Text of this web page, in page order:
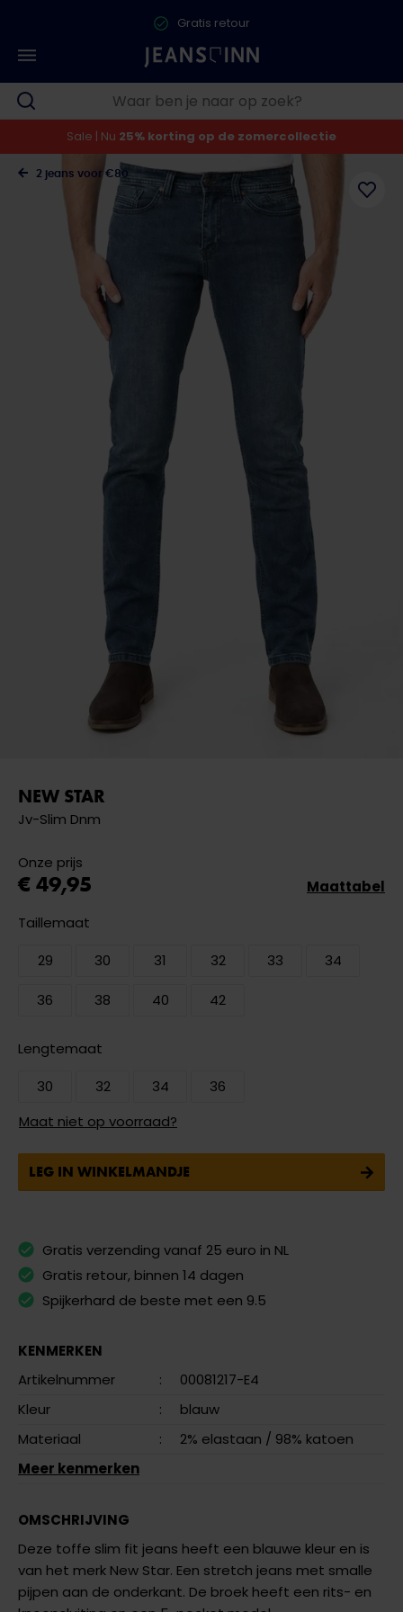
Gratis retour
Sale | Nu 25% korting op de zomercollectie
2 jeans voor €80
NEW STAR
Jv-Slim Dnm
Onze prijs
€ 49,95
Taillemaat
29
30 31 32 33 34
36 38 40 42
Lengtemaat
30
32 34
36
Maat niet op voorraad?
Maattabel
LEG IN WINKELMANDJE
Gratis verzending vanaf 25 euro in NL
Gratis retour, binnen 14 dagen
Spijkerhard de beste met een 9.5
KENMERKEN
Artikelnummer
:
00081217-E4
Kleur
:
blauw
Materiaal
: 2% elastaan / 98% katoen
Meer kenmerken
OMSCHRIJVING
Deze toffe slim fit jeans heeft een blauwe kleur en is
van het merk New Star. Een stretch jeans met smalle
pijpen aan de onderkant. De broek heeft een rits- en